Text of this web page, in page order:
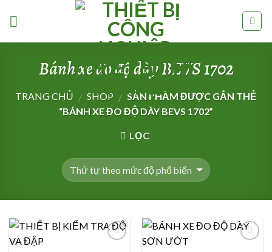
Bánh xe đo độ dày BEVS 1702
TRANG CHỦ / SHOP / SẢN PHẨM ĐƯỢC GẮN THẺ
“BÁNH XE ĐO ĐỘ DÀY BEVS 1702”
LỌC